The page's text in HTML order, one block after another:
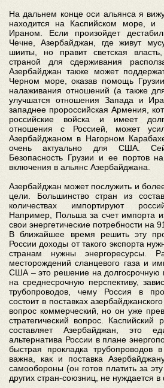
На дальнем конце оси альянса я
находится на Каспийском море, и
Ираном. Если произойдет
Чечне, Азербайджан, где живут
шииты, но правит светская
страной для сдерживания
Азербайджан также может
Черном море, оказав помощь
налаживания отношений (а также
улучшатся отношения Запада и
западнее пророссийская Армения,
российские войска и имеет
отношения с Россией, может
Азербайджаном в Нагорном
очень актуально для США.
Безопасность Грузии и ее портов
включения в альянс Азербайджана.
Азербайджан может послужить и
цели. Большинство стран из
количествах импортируют
Например, Польша за счет импорта
свои энергетические потребности на
В ближайшее время решить эту
России доходы от такого экспорта
странам нужны энергоресурсы.
месторождений сланцевого газа и
США – это решение на долгосрочную
на среднесрочную перспективу,
трубопроводов, чему Россия в
состоит в поставках
вопрос коммерческий, но он уже
стратегический вопрос. Каспийский
составляет Азербайджан, это
альтернатива России в плане
быстрая прокладка
важна, как и поставка
самообороны (он готов платить за
других стран-союзниц, не нуждается